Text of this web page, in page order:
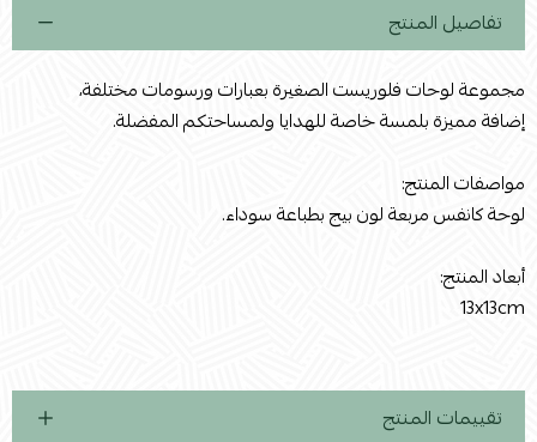
تفاصيل المنتج
مجموعة لوحات فلوريست الصغيرة بعبارات ورسومات مختلفة،
إضافة مميزة بلمسة خاصة للهدايا ولمساحتكم المفضلة.
مواصفات المنتج:
لوحة كانفس مربعة لون بيج بطباعة سوداء.
أبعاد المنتج:
13x13cm
تقييمات المنتج